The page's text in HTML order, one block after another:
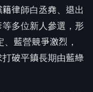
律師白丞堯、退出
多位新人參選，形
藍營競爭激烈，
破平鎮長期由藍綠